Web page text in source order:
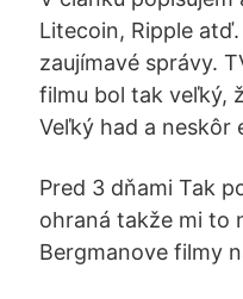
Litecoin, Ripple
zaujímavé správy.
filmu bol tak veľký,
Veľký had a neskôr
Pred 3 dňami Tak
ohraná takže mi to
Bergmanove filmy